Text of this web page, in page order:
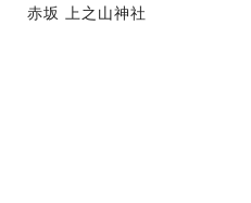
赤坂 上之山神社